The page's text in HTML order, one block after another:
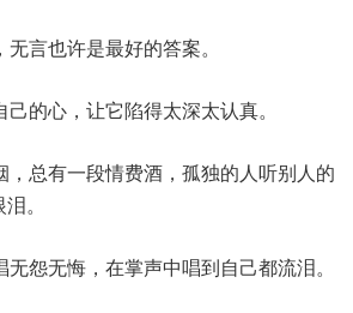
言也许是最好的答案。
的心，让它陷得太深太认真。
，总有一段情费酒，孤独的人听别人的
。
怨无悔，在掌声中唱到自己都流泪。